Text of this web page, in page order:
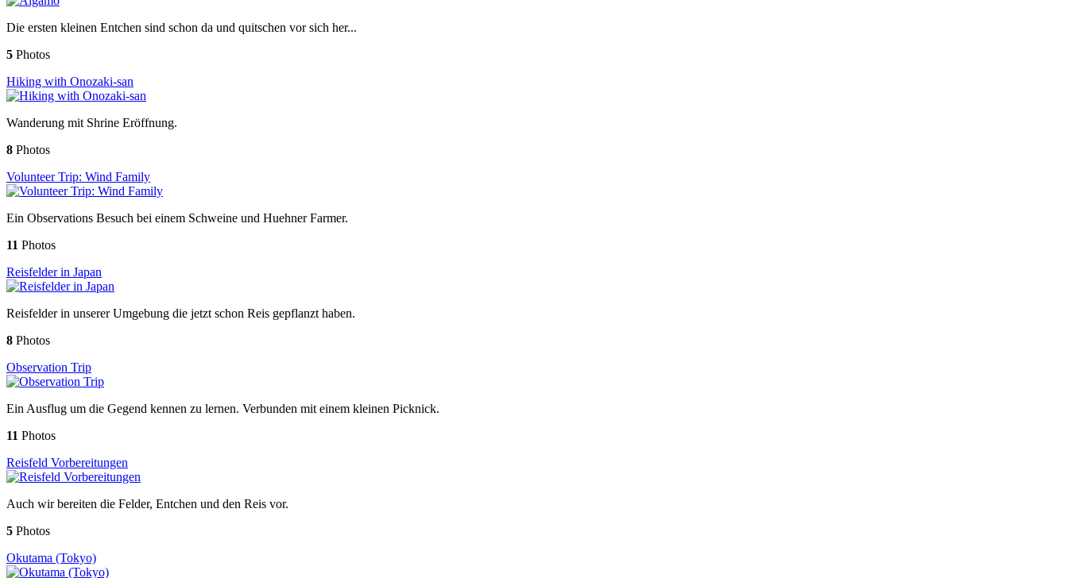
Die ersten kleinen Entchen sind schon da und quitschen vor sich her...
5 Photos
Hiking with Onozaki-san
Wanderung mit Shrine Eröffnung.
8 Photos
Volunteer Trip: Wind Family
Ein Observations Besuch bei einem Schweine und Huehner Farmer.
11 Photos
Reisfelder in Japan
Reisfelder in unserer Umgebung die jetzt schon Reis gepflanzt haben.
8 Photos
Observation Trip
Ein Ausflug um die Gegend kennen zu lernen. Verbunden mit einem kleinen Picknick.
11 Photos
Reisfeld Vorbereitungen
Auch wir bereiten die Felder, Entchen und den Reis vor.
5 Photos
Okutama (Tokyo)